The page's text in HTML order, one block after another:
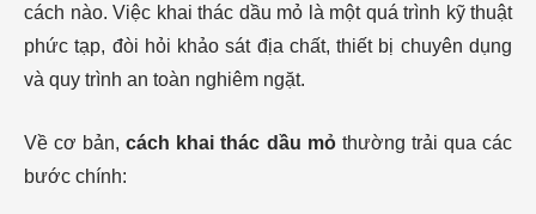
cách nào. Việc khai thác dầu mỏ là một quá trình kỹ thuật
phức tạp, đòi hỏi khảo sát địa chất, thiết bị chuyên dụng
và quy trình an toàn nghiêm ngặt.
Về cơ bản,cách khai thác dầu mỏthường trải qua các
bước chính: